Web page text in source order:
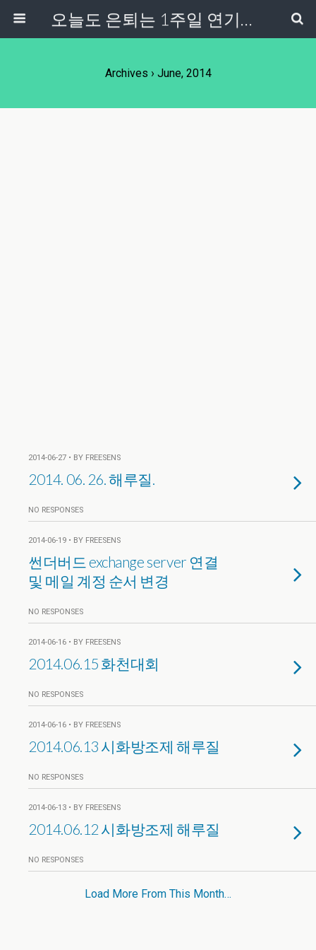
오늘도 은퇴는 1주일 연기중...
Archives › June, 2014
2014-06-27 • BY FREESENS
2014. 06. 26. 해루질.
NO RESPONSES
2014-06-19 • BY FREESENS
썬더버드 exchange server 연결
및 메일 계정 순서 변경
NO RESPONSES
2014-06-16 • BY FREESENS
2014.06.15 화천대회
NO RESPONSES
2014-06-16 • BY FREESENS
2014.06.13 시화방조제 해루질
NO RESPONSES
2014-06-13 • BY FREESENS
2014.06.12 시화방조제 해루질
NO RESPONSES
Load More From This Month…